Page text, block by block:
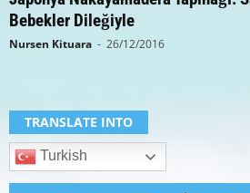
Bebekler Dileğiyle
Nursen Kituara - 26/12/2016
TRANSLATE INTO
Turkish